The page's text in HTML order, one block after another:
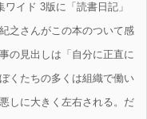
イド 3版に「読書日記」
之さんがこの本のついて感
の見出しは「自分に正直に
くたちの多くは組織で働い
しに大きく左右される。だ